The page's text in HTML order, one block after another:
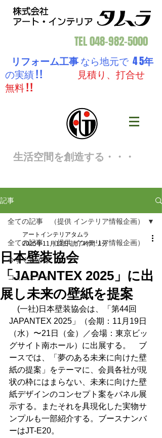
TEL048-982-5000
リフォーム工事なら地元で 4 5年
の実績 ! !
見積り、打合せ
無料 ! !
生活空間を創造する・・・
記事
全ての記事 （提供 インテリア情報企画）
今すぐ始める
コミュニティ
全ての記事 （提供 インテリア情報企画）
日本壁装協会
「JAPANTEX 2025」に出
展し未来の壁紙を提案
アートインテリアタムラ
2025年11月13日 読了時間: 1分
(一社)日本壁装協会は、「第44回
JAPANTEX 2025」（会期：11月19日
（水）〜21日（金）／会場：東京ビッ
グサイト南ホール）に出展する。　ブ
ースでは、「夢のある未来に向けた壁
紙の提案」をテーマに、会員各社が現
状の枠にはまらない、未来に向けた壁
紙デザインのコンセプト案をパネル展
示する。またそれを具現化した実物サ
ンプルも一部紹介する。ブースナンバ
ーはJT-E20。